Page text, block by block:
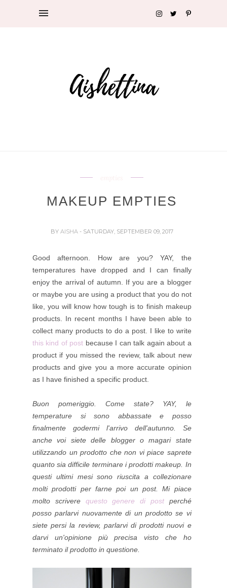
MAKEUP EMPTIES
BY AISHA - SATURDAY, SEPTEMBER 09, 2017
Good afternoon. How are you? YAY, the
temperatures have dropped and I can finally
enjoy the arrival of autumn. If you are a blogger
or maybe you are using a product that you do not
like, you will know how tough is to finish makeup
products. In recent months I have been able to
collect many products to do a post. I like to write
this kind of post because I can talk again about a
product if you missed the review, talk about new
products and give you a more accurate opinion
as I have finished a specific product.
Buon pomeriggio. Come state? YAY, le
temperature si sono abbassate e posso
finalmente godermi l'arrivo dell'autunno. Se
anche voi siete delle blogger o magari state
utilizzando un prodotto che non vi piace saprete
quanto sia difficile terminare i prodotti makeup. In
questi ultimi mesi sono riuscita a collezionare
molti prodotti per farne poi un post. Mi piace
molto scrivere questo genere di postperché
posso parlarvi nuovamente di un prodotto se vi
siete persi la review, parlarvi di prodotti nuovi e
darvi un'opinione più precisa visto che ho
terminato il prodotto in questione.